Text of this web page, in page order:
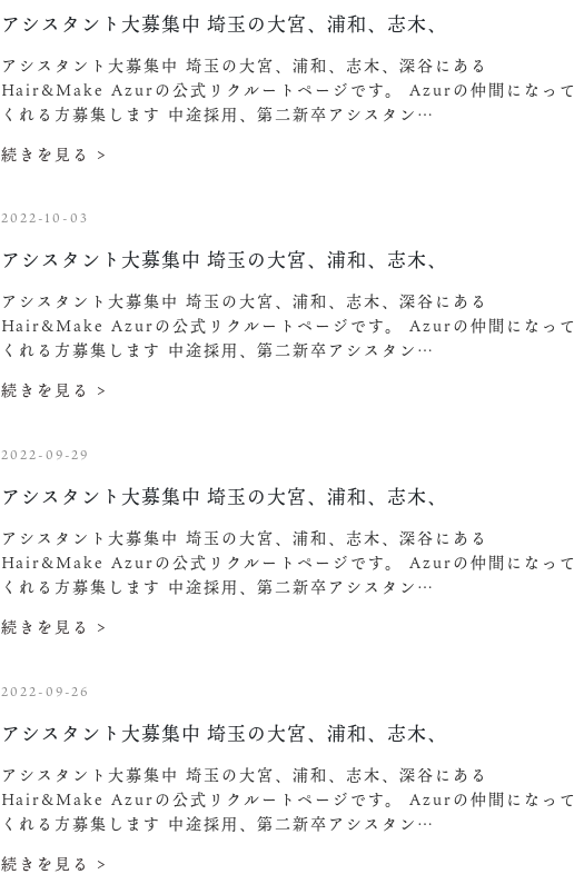
アシスタント大募集中️ 埼玉の大宮、浦和、志木、
アシスタント大募集中️ 埼玉の大宮、浦和、志木、深谷にある
Hair&Make Azurの公式リクルートページです。 Azurの仲間になって
くれる方募集します︎ 中途採用、第二新卒アシスタン…
続きを見る >
2022-10-03
アシスタント大募集中️ 埼玉の大宮、浦和、志木、
アシスタント大募集中️ 埼玉の大宮、浦和、志木、深谷にある
Hair&Make Azurの公式リクルートページです。 Azurの仲間になって
くれる方募集します︎ 中途採用、第二新卒アシスタン…
続きを見る >
2022-09-29
アシスタント大募集中️ 埼玉の大宮、浦和、志木、
アシスタント大募集中️ 埼玉の大宮、浦和、志木、深谷にある
Hair&Make Azurの公式リクルートページです。 Azurの仲間になって
くれる方募集します︎ 中途採用、第二新卒アシスタン…
続きを見る >
2022-09-26
アシスタント大募集中️ 埼玉の大宮、浦和、志木、
アシスタント大募集中️ 埼玉の大宮、浦和、志木、深谷にある
Hair&Make Azurの公式リクルートページです。 Azurの仲間になって
くれる方募集します︎ 中途採用、第二新卒アシスタン…
続きを見る >